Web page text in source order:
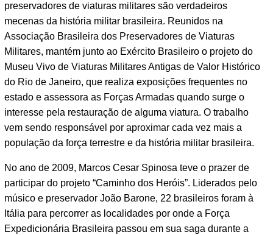
preservadores de viaturas militares são verdadeiros
mecenas da história militar brasileira. Reunidos na
Associação Brasileira dos Preservadores de Viaturas
Militares, mantém junto ao Exército Brasileiro o projeto do
Museu Vivo de Viaturas Militares Antigas de Valor Histórico
do Rio de Janeiro, que realiza exposições frequentes no
estado e assessora as Forças Armadas quando surge o
interesse pela restauração de alguma viatura. O trabalho
vem sendo responsável por aproximar cada vez mais a
população da força terrestre e da história militar brasileira.
No ano de 2009, Marcos Cesar Spinosa teve o prazer de
participar do projeto “Caminho dos Heróis”. Liderados pelo
músico e preservador João Barone, 22 brasileiros foram à
Itália para percorrer as localidades por onde a Força
Expedicionária Brasileira passou em sua saga durante a